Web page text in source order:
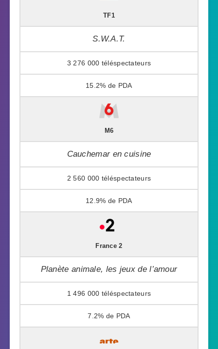
TF1
S.W.A.T.
3 276 000
15.2%
M6
Cauchemar en cuisine
2 560 000
12.9%
France 2
Planète animale, les jeux de l’amour
1 496 000
7.2%